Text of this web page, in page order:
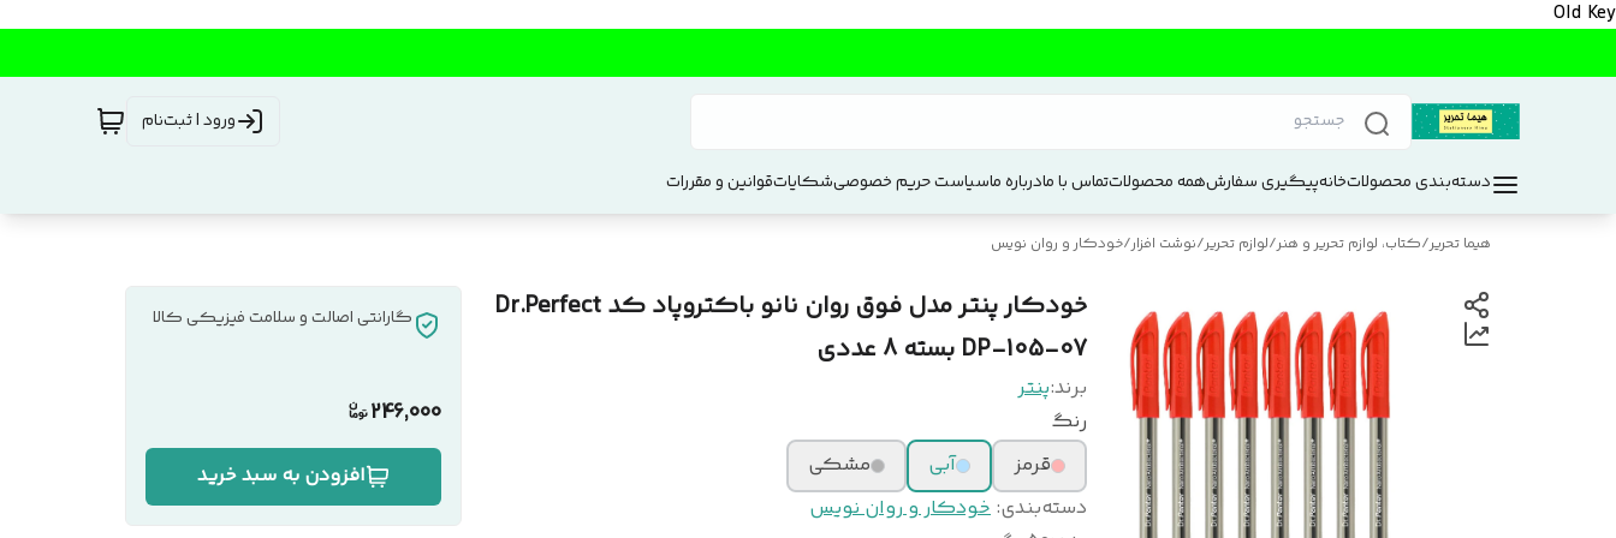
Old Key
ورود | ثبت‌نام
دسته‌بندی محصولاتخانهپیگیری سفارشهمه محصولاتتماس با مادرباره ماسیاست حریم خصوصیشکایاتقوانین و مقررات
هیما تحریر/کتاب، لوازم تحریر و هنر/لوازم تحریر/نوشت افزار/خودکار و روان نویس
خودکار پنتر مدل فوق روان نانو باکتروپاد کد Dr.Perfect
DP-105-07 بسته 8 عددی
برند:پنتر
رنگ
قرمز
آبی
مشکی
دسته‌بندی: خودکار و روان نویس
گارانتی اصالت و سلامت فیزیکی کالا
246,000
افزودن به سبد خرید